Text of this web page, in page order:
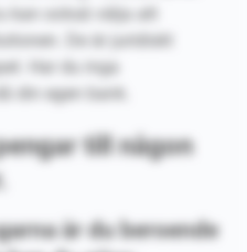
kan också välja att
De är juridiskt
Har du inga
din egen bank.
till någon
är du beroende